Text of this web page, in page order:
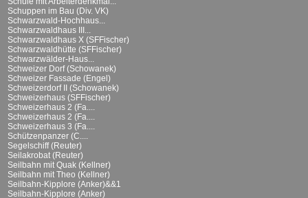
Schuppen im Bau (Div. VK)
Schwarzwald-Hochhaus...
Schwarzwaldhaus III...
Schwarzwaldhaus X (SFFischer)
Schwarzwaldhütte (SFFischer)
Schwarzwälder-Haus...
Schweizer Dorf (Schowanek)
Schweizer Fassade (Engel)
Schweizerdorf II (Schowanek)
Schweizerhaus (SFFischer)
Schweizerhaus 2 (Fa....
Schweizerhaus 2 (Fa....
Schweizerhaus 3 (Fa....
Schützenpanzer (C....
Segelschiff (Reuter)
Seilakrobat (Reuter)
Seilbahn mit Quak (Kellner)
Seilbahn mit Theo (Kellner)
Seilbahn-Kipplore (Anker)&&1
Seilbahn-Kipplore (Anker)